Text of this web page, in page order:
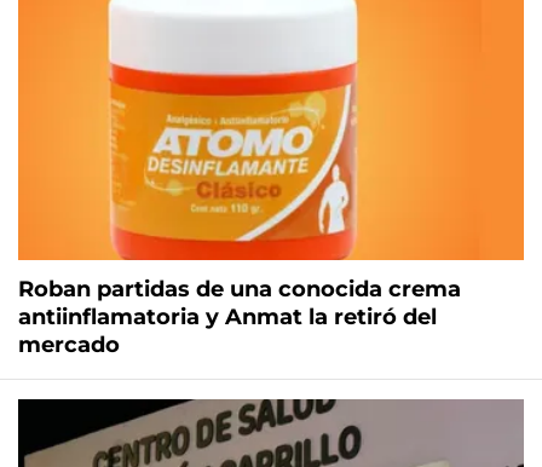
Roban partidas de una conocida crema
antiinflamatoria y Anmat la retiró del
mercado